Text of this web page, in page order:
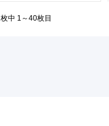
枚中 1～40枚目